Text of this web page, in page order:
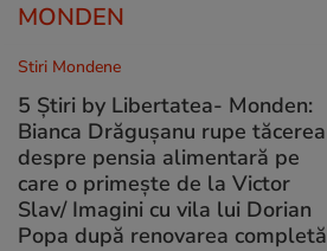
MONDEN
Stiri Mondene
5 Știri by Libertatea- Monden:
Bianca Drăgușanu rupe tăcerea
despre pensia alimentară pe
care o primește de la Victor
Slav/ Imagini cu vila lui Dorian
Popa după renovarea completă